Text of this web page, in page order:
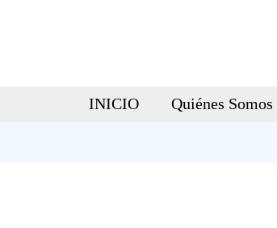
INICIO Quiénes Somos